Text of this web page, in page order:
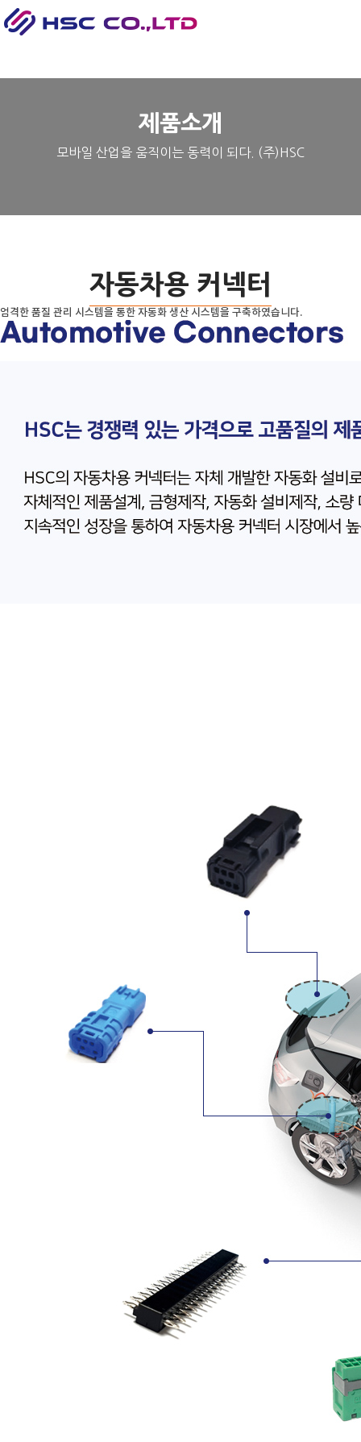
제품소개
모바일 산업을 움직이는 동력이 되다. (주)HSC
자동차용 커넥터
엄격한 품질 관리 시스템을 통한 자동화 생산 시스템을 구축하였습니다.